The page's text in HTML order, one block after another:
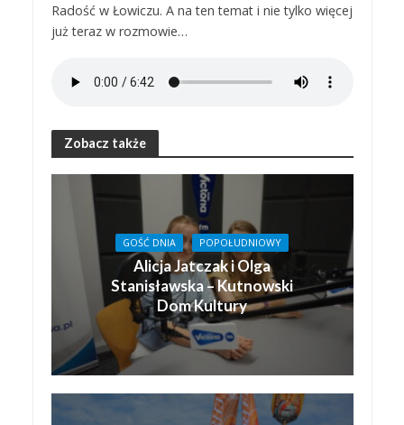
Radość w Łowiczu. A na ten temat i nie tylko więcej
już teraz w rozmowie…
Zobacz także
GOŚĆ DNIA POPOŁUDNIOWY
Alicja Jatczak i Olga
Stanisławska – Kutnowski
Dom Kultury